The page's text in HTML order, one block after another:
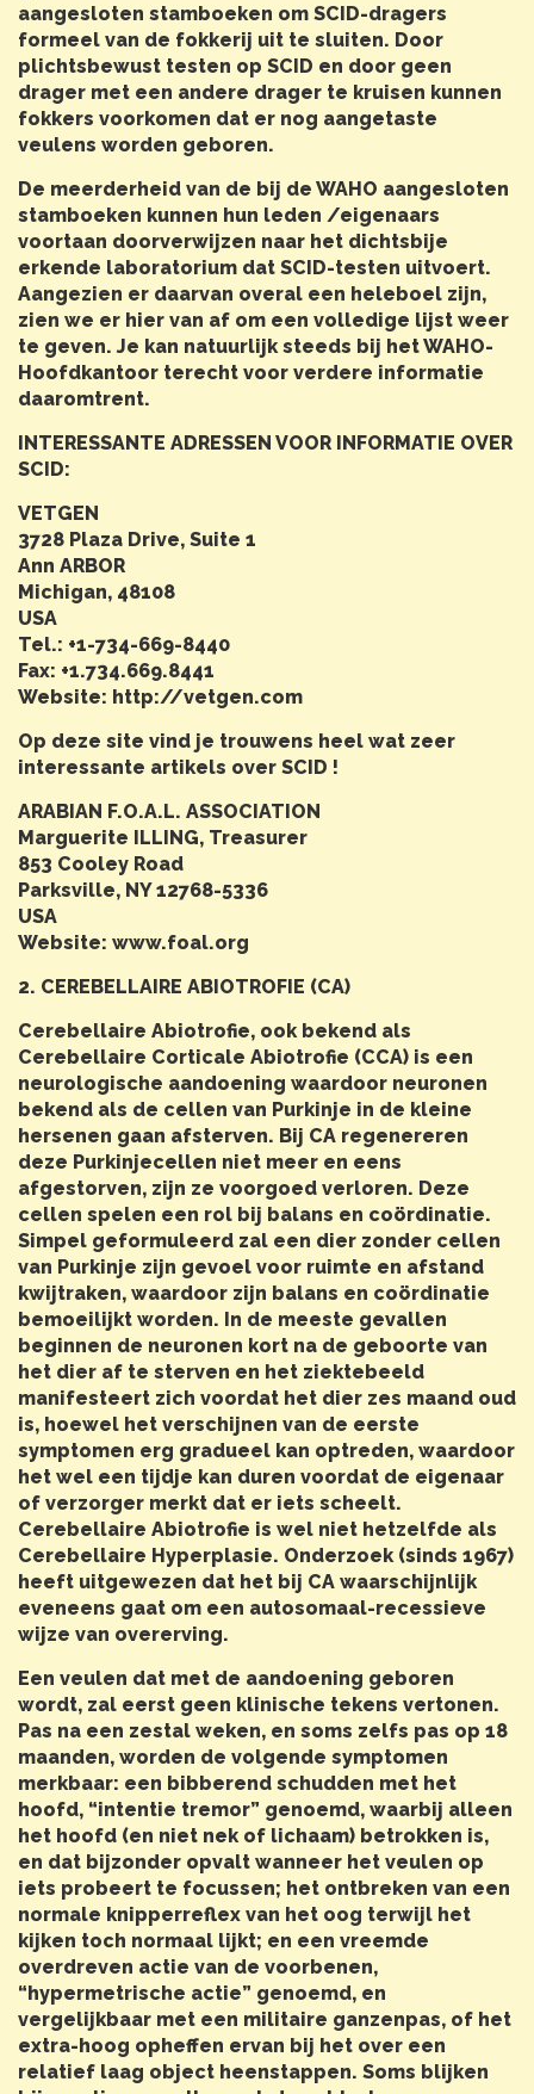
aangesloten stamboeken om SCID-dragers
formeel van de fokkerij uit te sluiten. Door
plichtsbewust testen op SCID en door geen
drager met een andere drager te kruisen kunnen
fokkers voorkomen dat er nog aangetaste
veulens worden geboren.
De meerderheid van de bij de WAHO aangesloten
stamboeken kunnen hun leden /eigenaars
voortaan doorverwijzen naar het dichtsbije
erkende laboratorium dat SCID-testen uitvoert.
Aangezien er daarvan overal een heleboel zijn,
zien we er hier van af om een volledige lijst weer
te geven. Je kan natuurlijk steeds bij het WAHO-
Hoofdkantoor terecht voor verdere informatie
daaromtrent.
INTERESSANTE ADRESSEN VOOR INFORMATIE OVER
SCID:
VETGEN
3728 Plaza Drive, Suite 1
Ann ARBOR
Michigan, 48108
USA
Tel.: +1-734-669-8440
Fax: +1.734.669.8441
Website: http://vetgen.com
Op deze site vind je trouwens heel wat zeer
interessante artikels over SCID !
ARABIAN F.O.A.L. ASSOCIATION
Marguerite ILLING, Treasurer
853 Cooley Road
Parksville, NY 12768-5336
USA
Website: www.foal.org
2. CEREBELLAIRE ABIOTROFIE (CA)
Cerebellaire Abiotrofie, ook bekend als
Cerebellaire Corticale Abiotrofie (CCA) is een
neurologische aandoening waardoor neuronen
bekend als de cellen van Purkinje in de kleine
hersenen gaan afsterven. Bij CA regenereren
deze Purkinjecellen niet meer en eens
afgestorven, zijn ze voorgoed verloren. Deze
cellen spelen een rol bij balans en coördinatie.
Simpel geformuleerd zal een dier zonder cellen
van Purkinje zijn gevoel voor ruimte en afstand
kwijtraken, waardoor zijn balans en coördinatie
bemoeilijkt worden. In de meeste gevallen
beginnen de neuronen kort na de geboorte van
het dier af te sterven en het ziektebeeld
manifesteert zich voordat het dier zes maand oud
is, hoewel het verschijnen van de eerste
symptomen erg gradueel kan optreden, waardoor
het wel een tijdje kan duren voordat de eigenaar
of verzorger merkt dat er iets scheelt.
Cerebellaire Abiotrofie is wel niet hetzelfde als
Cerebellaire Hyperplasie. Onderzoek (sinds 1967)
heeft uitgewezen dat het bij CA waarschijnlijk
eveneens gaat om een autosomaal-recessieve
wijze van overerving.
Een veulen dat met de aandoening geboren
wordt, zal eerst geen klinische tekens vertonen.
Pas na een zestal weken, en soms zelfs pas op 18
maanden, worden de volgende symptomen
merkbaar: een bibberend schudden met het
hoofd, “intentie tremor” genoemd, waarbij alleen
het hoofd (en niet nek of lichaam) betrokken is,
en dat bijzonder opvalt wanneer het veulen op
iets probeert te focussen; het ontbreken van een
normale knipperreflex van het oog terwijl het
kijken toch normaal lijkt; en een vreemde
overdreven actie van de voorbenen,
“hypermetrische actie” genoemd, en
vergelijkbaar met een militaire ganzenpas, of het
extra-hoog opheffen ervan bij het over een
relatief laag object heenstappen. Soms blijken